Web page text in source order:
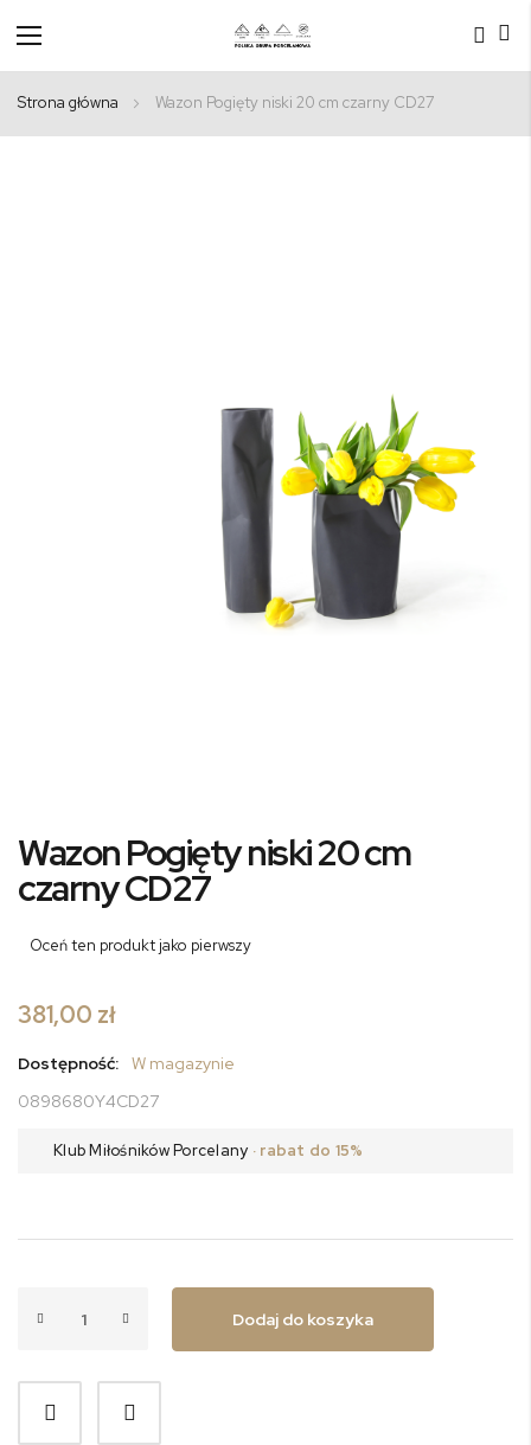
Przełącznik
Nav
Strona główna Wazon Pogięty niski 20 cm czarny CD27
na
galerii
Wazon Pogięty niski 20 cm
czarny CD27
Oceń ten produkt jako pierwszy
381,00 zł
Dostępność:
W magazynie
0898680Y4CD27
Klub Miłośników Porcelany · rabat do 15%
Dodaj do koszyka